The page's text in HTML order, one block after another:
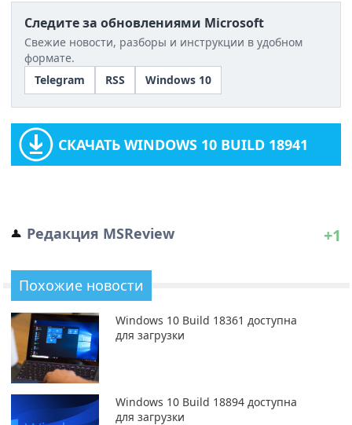
Следите за обновлениями Microsoft
Свежие новости, разборы и инструкции в удобном
формате.
Telegram
RSS Windows 10
СКАЧАТЬ WINDOWS 10 BUILD 18941
Редакция MSReview +1
Похожие новости
Windows 10 Build 18361 доступна
для загрузки
Windows 10 Build 18894 доступна
для загрузки